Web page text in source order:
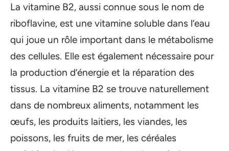
La vitamine B2, aussi connue sous le nom de
riboflavine, est une vitamine soluble dans l’eau
qui joue un rôle important dans le métabolisme
des cellules. Elle est également nécessaire pour
la production d’énergie et la réparation des
tissus. La vitamine B2 se trouve naturellement
dans de nombreux aliments, notamment les
œufs, les produits laitiers, les viandes, les
poissons, les fruits de mer, les céréales